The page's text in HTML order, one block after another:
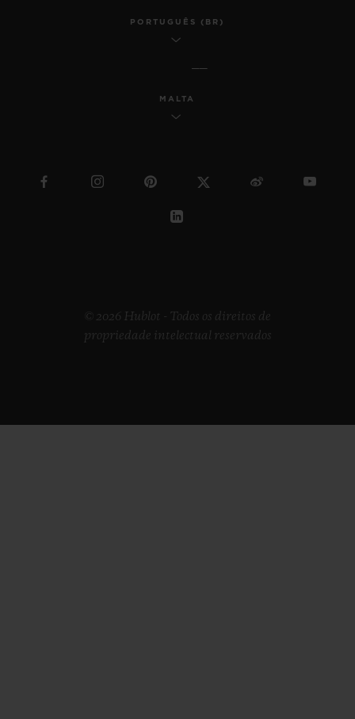
PORTUGUÊS (BR)
MALTA
© 2026 Hublot - Todos os direitos de
propriedade intelectual reservados